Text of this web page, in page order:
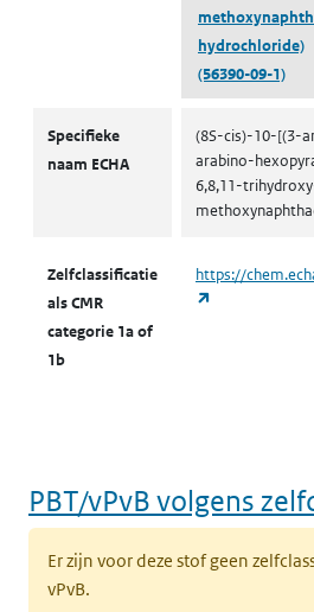
hydrochloride)
(56390-09-1)
Specifieke
naam ECHA
(8S-cis)-10-[(3-
arabino-
6,8,11-
Zelfclassificatie
als CMR
categorie 1a of
1b
https://
PBT/vPvB volgens
Er zijn voor deze stof geen
vPvB.